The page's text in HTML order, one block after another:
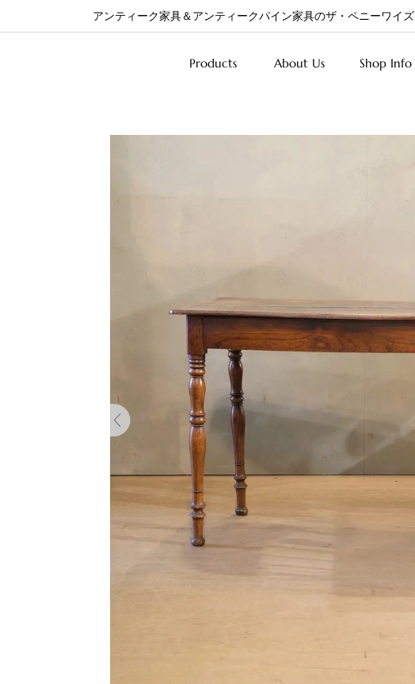
アンティーク家具＆アンティークパイン家具のザ・ペニーワイズ
Products About Us Shop Info